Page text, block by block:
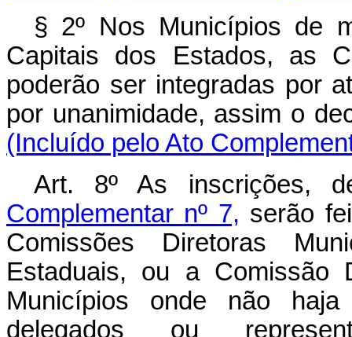
§ 2º Nos Municípios de
Capitais dos Estados, as
poderão ser integradas por
por unanimidade, assim o
(Incluído pelo Ato
Art. 8º As inscrições,
Complementar nº 7, serão
Comissões Diretoras
Estaduais, ou a Comissão
Municípios onde não haja
delegados ou